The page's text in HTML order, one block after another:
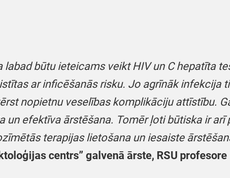
būtu ieteicams veikt HIV un C hepatīta
ar inficēšanās risku. Jo agrīnāk infekcija
nopietnu veselības komplikāciju attīstību.
un efektīva ārstēšana. Tomēr ļoti būtiska ir
terapijas lietošana un iesaiste
centrs” galvenā ārste, RSU